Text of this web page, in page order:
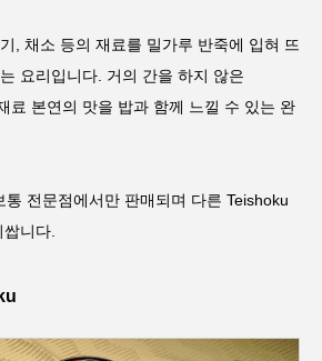
, 채소 등의 재료를 밀가루 반죽에 입혀 뜨
요리입니다. 거의 간을 하지 않은
료 본연의 맛을 밥과 함께 느낄 수 있는 완
통 전문점에서만 판매되며 다른 Teishoku
니다.